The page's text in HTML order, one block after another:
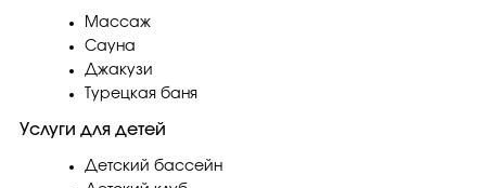
Массаж
Сауна
Джакузи
Турецкая баня
Услуги для детей
Детский бассейн